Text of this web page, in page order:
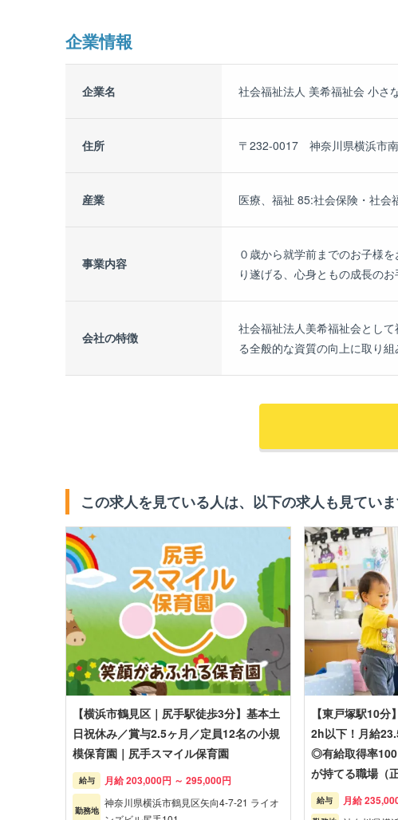
企業情報
企業名 社会福祉法人 美希福祉会 小さ
住所 〒232-0017 神奈川県横浜市
産業 医療、福祉 85:社会保険・社
事業内容
０歳から就学前までのお子様
り遂げる、心身ともの成長のお
会社の特徴
社会福祉法人美希福祉会とし
る全般的な資質の向上に取り組
この求人を見ている人は、以下の求人も見てい
【横浜市鶴見区｜尻手駅徒歩3分】基本土
日祝休み／賞与2.5ヶ月／定員12名の小規
模保育園｜尻手スマイル保育園
給与 月給 203,000円 ～ 295,000円
勤務地
神奈川県横浜市鶴見区矢向4-7-21 ライオ
【東戸塚駅10
2h以下！月給
◎有給取得率100
が持てる職場（
給与 月給